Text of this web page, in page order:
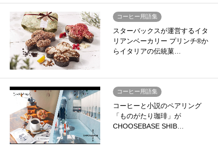
コーヒー用語集
スターバックスが運営するイタ
リアンベーカリー プリンチ®か
らイタリアの伝統菓…
コーヒー用語集
コーヒーと小説のペアリング
「ものがたり珈琲」が
CHOOSEBASE SHIB…